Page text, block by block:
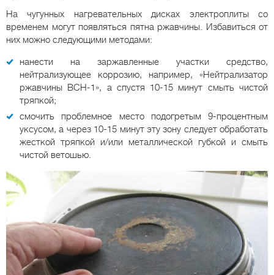
На чугунных нагревательных дисках электроплиты со
временем могут появляться пятна ржавчины. Избавиться от
них можно следующими методами:
нанести на заржавленные участки средство,
нейтрализующее коррозию, например, «Нейтрализатор
ржавчины ВСН-1», а спустя 10-15 минут смыть чистой
тряпкой;
смочить проблемное место подогретым 9-процентным
уксусом, а через 10-15 минут эту зону следует обработать
жесткой тряпкой и/или металлической губкой и смыть
чистой ветошью.